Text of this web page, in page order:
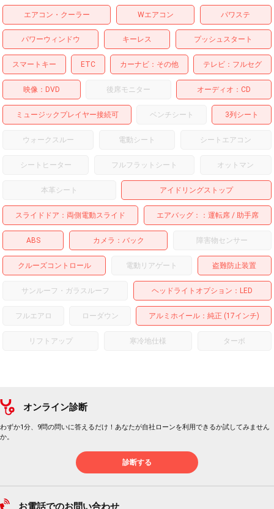
エアコン・クーラー Wエアコン パワステ
パワーウィンドウ キーレス プッシュスタート
スマートキー ETC カーナビ その他 テレビ フルセグ
映像 DVD 後席モニター オーディオ CD
ミュージックプレイヤー接続可 ベンチシート 3列シート
ウォークスルー 電動シート シートエアコン
シートヒーター フルフラットシート オットマン
本革シート アイドリングストップ
スライドドア 両側電動スライド エアバッグ： 運転席 助手席
ABS カメラ バック 障害物センサー
クルーズコントロール 電動リアゲート 盗難防止装置
サンルーフ・ガラスルーフ ヘッドライトオプション LED
フルエアロ ローダウン アルミホイール：純正 (17インチ)
リフトアップ 寒冷地仕様 ターボ
オンライン診断
わずか1分、9問の問いに答えるだけ！あなたが自社ローンを利用できるか試してみません
か。
診断する
お電話でのお問い合わせ